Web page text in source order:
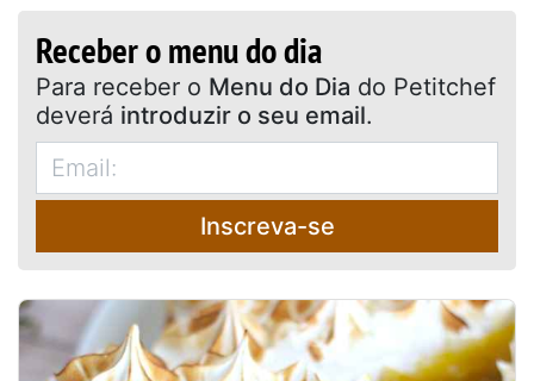
Receber o menu do dia
Para receber o Menu do Dia do Petitchef
deverá introduzir o seu email.
Inscreva-se